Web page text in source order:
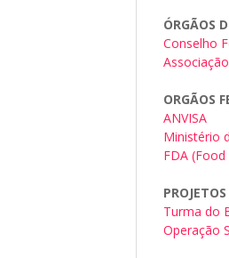
ÓRGÃOS
Conselho
ORGÃOS
ANVISA
Ministério
FDA
Turma do
Operação